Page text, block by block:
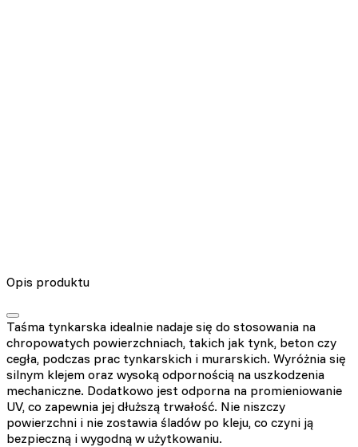
Opis produktu
Taśma tynkarska idealnie nadaje się do stosowania na
chropowatych powierzchniach, takich jak tynk, beton czy
cegła, podczas prac tynkarskich i murarskich. Wyróżnia się
silnym klejem oraz wysoką odpornością na uszkodzenia
mechaniczne. Dodatkowo jest odporna na promieniowanie
UV, co zapewnia jej dłuższą trwałość. Nie niszczy
powierzchni i nie zostawia śladów po kleju, co czyni ją
bezpieczną i wygodną w użytkowaniu.